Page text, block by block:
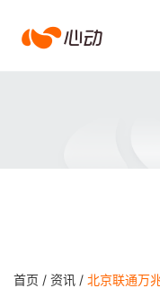
爱搜索结果
首页 / 资讯 /